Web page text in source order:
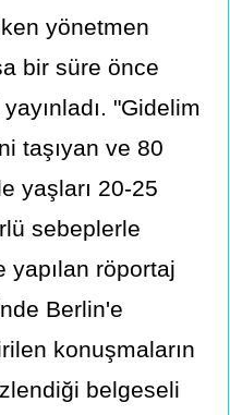
yönetmen
bir süre önce
"Gidelim
taşıyan ve 80
yaşları 20-25
sebeplerle
yapılan röportaj
Berlin'e
konuşmaların
belgeseli